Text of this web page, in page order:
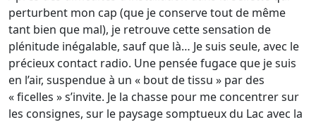
perturbent mon cap (que je conserve tout de même
tant bien que mal), je retrouve cette sensation de
plénitude inégalable, sauf que là… Je suis seule, avec le
précieux contact radio. Une pensée fugace que je suis
en l’air, suspendue à un « bout de tissu » par des
« ficelles » s’invite. Je la chasse pour me concentrer sur
les consignes, sur le paysage somptueux du Lac avec la